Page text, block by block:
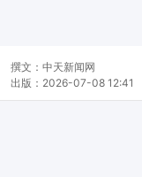
撰文： 中天新闻网
出版： 2026-07-08 12:41